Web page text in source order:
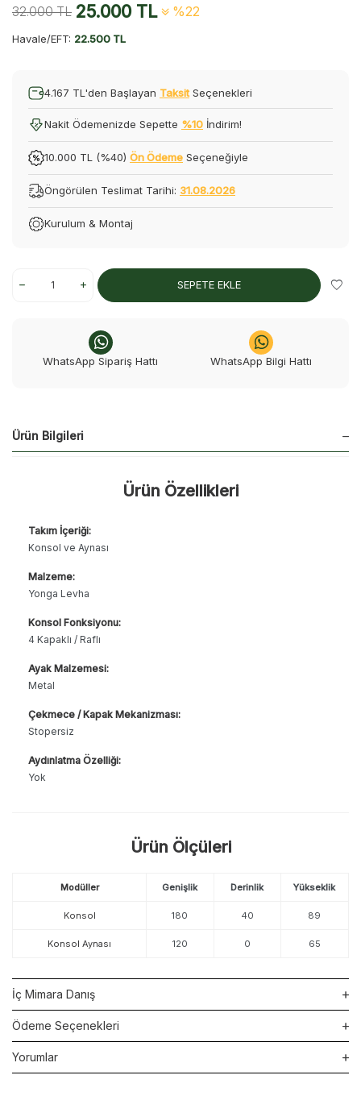
32.000TL 25.000TL %22
Havale/EFT: 22.500 TL
4.167 TL'den Başlayan Taksit Seçenekleri
Nakit Ödemenizde Sepette %10 İndirim!
10.000 TL (%40) Ön Ödeme Seçeneğiyle
Öngörülen Teslimat Tarihi: 31.08.2026
Kurulum & Montaj
SEPETE EKLE
WhatsApp Sipariş Hattı WhatsApp Bilgi Hattı
Ürün Bilgileri
Ürün Özellikleri
Takım İçeriği:
Konsol ve Aynası
Malzeme:
Yonga Levha
Konsol Fonksiyonu:
4 Kapaklı / Raflı
Ayak Malzemesi:
Metal
Çekmece / Kapak Mekanizması:
Stopersiz
Aydınlatma Özelliği:
Yok
Ürün Ölçüleri
Modüller Genişlik Derinlik Yükseklik
Konsol 180 40 89
Konsol Aynası 120 0 65
İç Mimara Danış
Ödeme Seçenekleri
Yorumlar